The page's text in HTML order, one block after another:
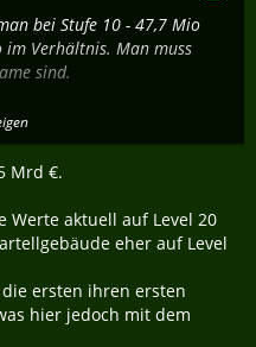
bei Stufe 10 - 47,7 Mio
Verhältnis. Man muss
sind.
dass man den Grower
nichts mehr einzahlen kann.
gerippt werden und der
knapp 25 Mio kosten. Somit
so Sinn macht. So
Mrd €.
Werte aktuell auf Level 20
eher auf Level
ersten ihren ersten
hier jedoch mit dem